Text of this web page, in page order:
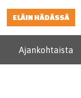
ELÄIN HÄDÄSSÄ
Ajankohtaista